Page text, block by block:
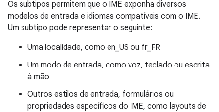
Os subtipos permitem que o IME exponha diversos
modelos de entrada e idiomas compatíveis com o IME.
Um subtipo pode representar o seguinte:
Uma localidade, como en_US ou fr_FR
Um modo de entrada, como voz, teclado ou escrita
à mão
Outros estilos de entrada, formulários ou
propriedades específicos do IME, como layouts de